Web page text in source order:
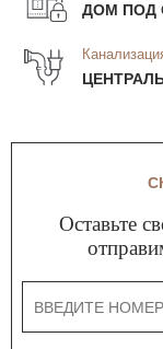
ДОМ ПОД
Оставьте